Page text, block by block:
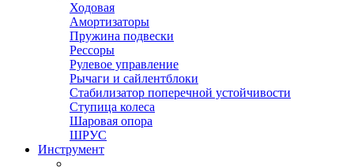
Ходовая
Амортизаторы
Пружина подвески
Рессоры
Рулевое управление
Рычаги и сайлентблоки
Стабилизатор поперечной устойчивости
Ступица колеса
Шаровая опора
ШРУС
Инструмент